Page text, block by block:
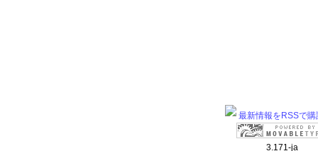
最新情報をRSSで購
3.171-ja